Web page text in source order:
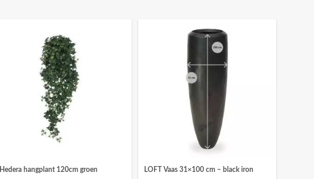
Hedera hangplant 120cm groen LOFT Vaas 31×100 cm – black iron